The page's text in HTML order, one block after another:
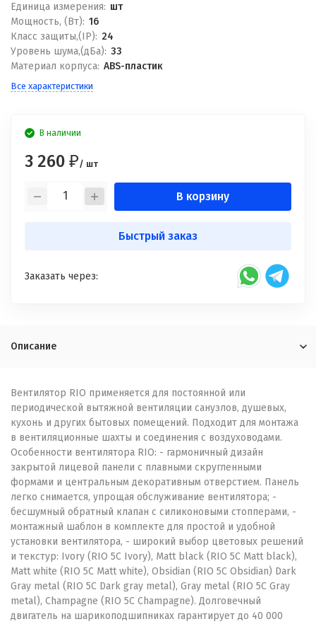
Единица измерения: шт
Мощность, (Вт): 16
Класс защиты,(IP): 24
Уровень шума,(дБа): 33
Материал корпуса: ABS-пластик
Все характеристики
В наличии
3 260 ₽/ шт
В корзину
Быстрый заказ
Заказать через:
Описание
Вентилятор RIO применяется для постоянной или
периодической вытяжной вентиляции санузлов, душевых,
кухонь и других бытовых помещений. Подходит для монтажа
в вентиляционные шахты и соединения с воздуховодами.
Особенности вентилятора RIO: - гармоничный дизайн
закрытой лицевой панели с плавными скругленными
формами и центральным декоративным отверстием. Панель
легко снимается, упрощая обслуживание вентилятора; -
бесшумный обратный клапан с силиконовыми стопперами, -
монтажный шаблон в комплекте для простой и удобной
установки вентилятора, - широкий выбор цветовых решений
и текстур: Ivory (RIO 5C Ivory), Matt black (RIO 5C Matt black),
Matt white (RIO 5C Matt white), Obsidian (RIO 5C Obsidian) Dark
Gray metal (RIO 5C Dark gray metal), Gray metal (RIO 5C Gray
metal), Champagne (RIO 5C Champagne). Долговечный
двигатель на шарикоподшипниках гарантирует до 40 000